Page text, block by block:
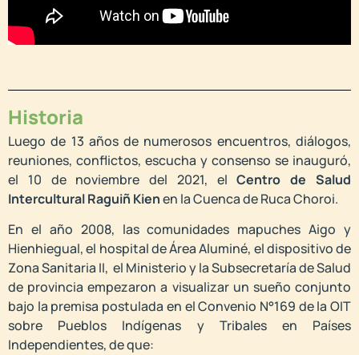
Historia
Luego de 13 años de numerosos encuentros, diálogos,
reuniones, conflictos, escucha y consenso se inauguró,
el 10 de noviembre del 2021, elCentro de Salud
Intercultural Raguiñ Kienen la Cuenca de Ruca Choroi.
En el año 2008, las comunidades mapuches Aigo y
Hienhiegual, el hospital de Área Aluminé, el dispositivo de
Zona Sanitaria II, el Ministerio y la Subsecretaría de Salud
de provincia empezaron a visualizar un sueño conjunto
bajo la premisa postulada en el Convenio N°169 de la OIT
sobre Pueblos Indígenas y Tribales en Países
Independientes, de que: